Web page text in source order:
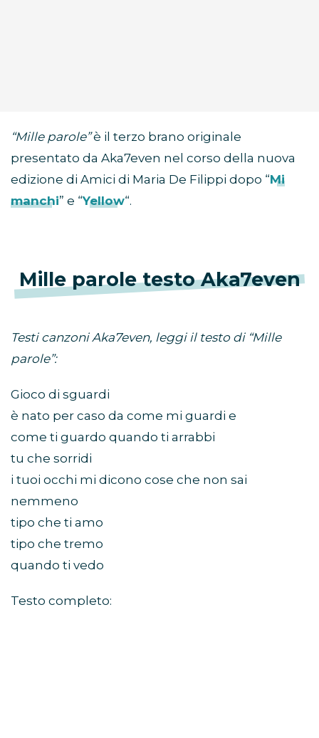
“Mille parole”è il terzo brano originale
presentato da Aka7even nel corso della nuova
edizione di Amici di Maria De Filippi dopo “Mi
manchi” e “Yellow“.
Mille parole testo Aka7even
Testi canzoni Aka7even, leggi il testo di “Mille
parole”:
Gioco di sguardi
è nato per caso da come mi guardi e
come ti guardo quando ti arrabbi
tu che sorridi
i tuoi occhi mi dicono cose che non sai
nemmeno
tipo che ti amo
tipo che tremo
quando ti vedo
Testo completo: